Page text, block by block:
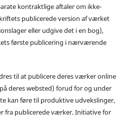
kontraktlige aftaler om ikke-
publicerede version af værket
eller udgive det i en bog),
første publicering i nærværende
til at publicere deres værker online
deres websted) forud for og under
kan føre til produktive udvekslinger,
fra publicerede værker. Initiative for